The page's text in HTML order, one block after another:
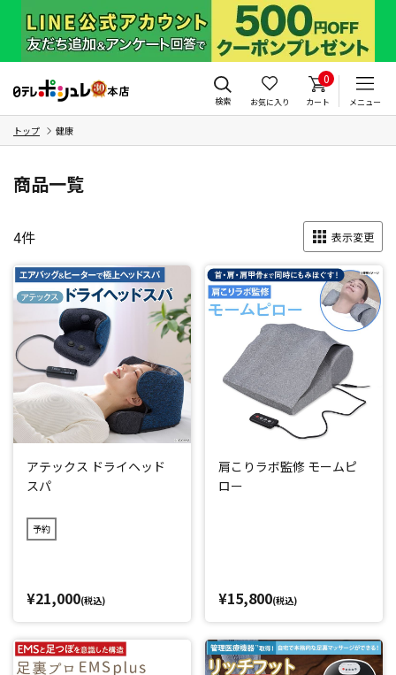
検索 お気に入り
0
カート メニュー
トップ 健康
商品一覧
4件 表示変更
アテックス ドライヘッド
スパ
予約
¥21,000(税込)
肩こりラボ監修 モームピ
ロー
¥15,800(税込)